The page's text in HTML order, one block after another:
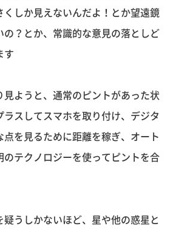
しか見えないんだよ！とか望遠鏡
？とか、常識的な意見の落としど
す
ようと、通常のピントがあった状
スしてスマホを取り付け、デジタ
を見るために距離を稼ぎ、オート
のテクノロジーを使ってピントを合
うしかないほど、星や他の惑星と